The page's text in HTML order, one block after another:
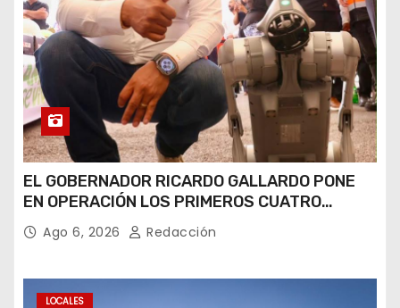
EL GOBERNADOR RICARDO GALLARDO PONE
EN OPERACIÓN LOS PRIMEROS CUATRO
PERROS ROBOT
Ago 6, 2026 Redacción
LOCALES